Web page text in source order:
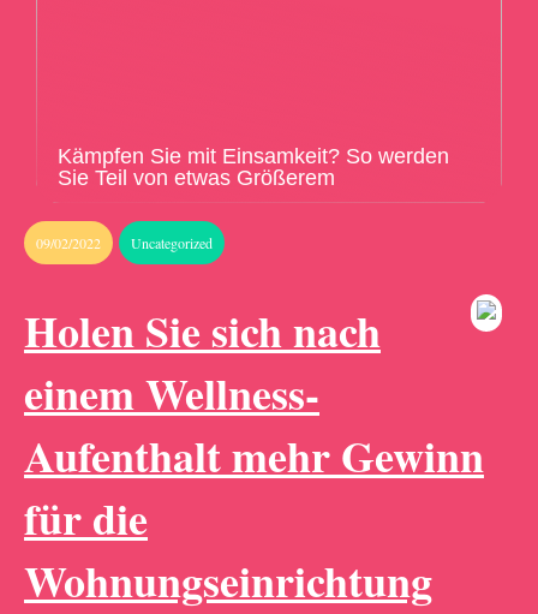
Kämpfen Sie mit Einsamkeit? So werden
Sie Teil von etwas Größerem
09/02/2022 Uncategorized
Holen Sie sich nach
einem Wellness-
Aufenthalt mehr Gewinn
für die
Wohnungseinrichtung